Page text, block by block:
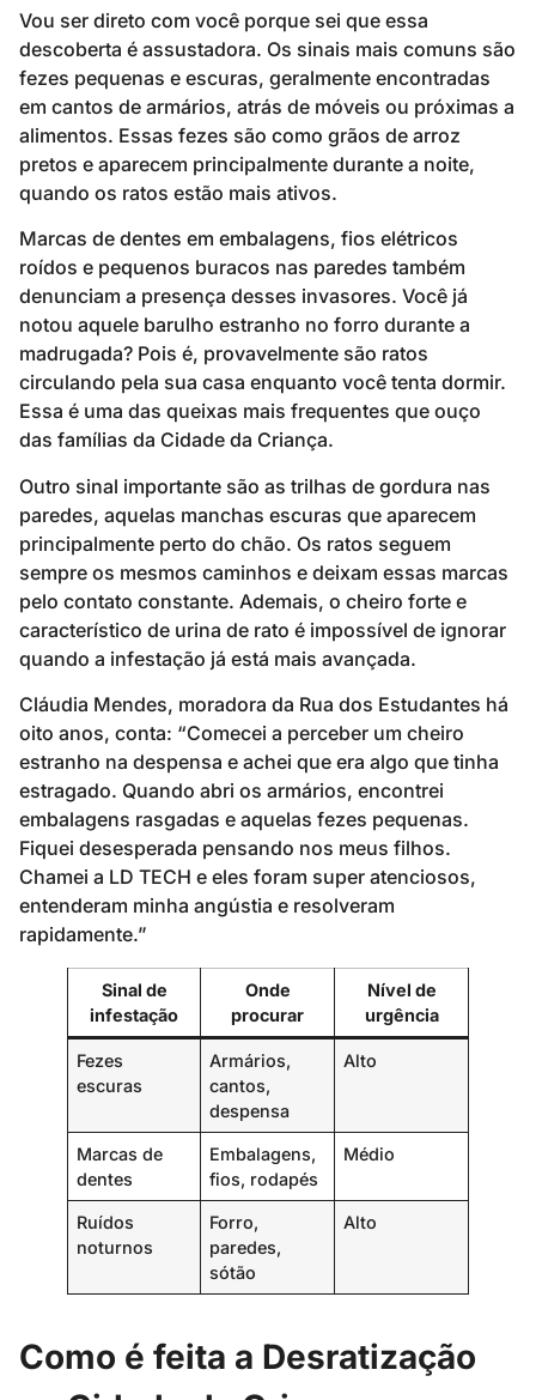
Vou ser direto com você porque sei que essa
descoberta é assustadora. Os sinais mais comuns são
fezes pequenas e escuras, geralmente encontradas
em cantos de armários, atrás de móveis ou próximas a
alimentos. Essas fezes são como grãos de arroz
pretos e aparecem principalmente durante a noite,
quando os ratos estão mais ativos.
Marcas de dentes em embalagens, fios elétricos
roídos e pequenos buracos nas paredes também
denunciam a presença desses invasores. Você já
notou aquele barulho estranho no forro durante a
madrugada? Pois é, provavelmente são ratos
circulando pela sua casa enquanto você tenta dormir.
Essa é uma das queixas mais frequentes que ouço
das famílias da Cidade da Criança.
Outro sinal importante são as trilhas de gordura nas
paredes, aquelas manchas escuras que aparecem
principalmente perto do chão. Os ratos seguem
sempre os mesmos caminhos e deixam essas marcas
pelo contato constante. Ademais, o cheiro forte e
característico de urina de rato é impossível de ignorar
quando a infestação já está mais avançada.
Cláudia Mendes, moradora da Rua dos Estudantes há
oito anos, conta: “Comecei a perceber um cheiro
estranho na despensa e achei que era algo que tinha
estragado. Quando abri os armários, encontrei
embalagens rasgadas e aquelas fezes pequenas.
Fiquei desesperada pensando nos meus filhos.
Chamei a LD TECH e eles foram super atenciosos,
entenderam minha angústia e resolveram
rapidamente.”
Sinal de
infestação
Onde
procurar
Nível de
urgência
Fezes
escuras
Armários,
cantos,
despensa
Alto
Marcas de
dentes
Embalagens,
fios, rodapés
Médio
Ruídos
noturnos
Forro,
paredes,
sótão
Alto
Como é feita a Desratização